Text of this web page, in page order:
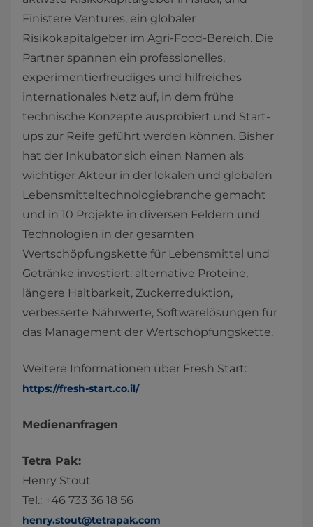
Finistere Ventures, ein globaler
Risikokapitalgeber im Agri-Food-Bereich. Die
Partner spannen ein professionelles,
experimentierfreudiges und hilfreiches
internationales Netz auf, in dem frühe
technische Konzepte ausprobiert und Start-
ups zur Reife geführt werden können. Bisher
hat der Inkubator sich einen Namen als
wichtiger Akteur in der lokalen und globalen
Lebensmitteltechnologiebranche gemacht
und in 10 Projekte in diversen Feldern und
Technologien in der gesamten
Wertschöpfungskette für Lebensmittel und
Getränke investiert: alternative Proteine,
längere Haltbarkeit, Zuckerreduktion,
verbesserte Nährwerte, Softwarelösungen für
das Management der Wertschöpfungskette.
Weitere Informationen über Fresh Start:
https://fresh-start.co.il/
Medienanfragen
Tetra Pak:
Henry Stout
Tel.: +46 733 36 18 56
henry.stout@tetrapak.com